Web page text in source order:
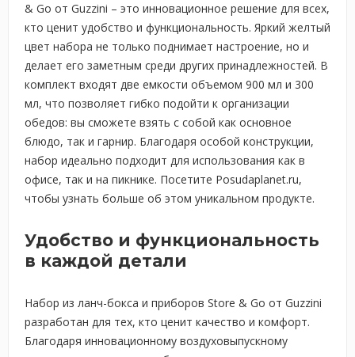
& Go от Guzzini – это инновационное решение для всех,
кто ценит удобство и функциональность. Яркий желтый
цвет набора не только поднимает настроение, но и
делает его заметным среди других принадлежностей. В
комплект входят две емкости объемом 900 мл и 300
мл, что позволяет гибко подойти к организации
обедов: вы сможете взять с собой как основное
блюдо, так и гарнир. Благодаря особой конструкции,
набор идеально подходит для использования как в
офисе, так и на пикнике. Посетите Posudaplanet.ru,
чтобы узнать больше об этом уникальном продукте.
Удобство и функциональность
в каждой детали
Набор из ланч-бокса и приборов Store & Go от Guzzini
разработан для тех, кто ценит качество и комфорт.
Благодаря инновационному воздуховыпускному